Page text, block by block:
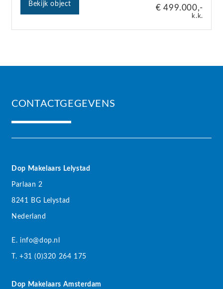
€ 499.000,-
k.k.
Bekijk object
CONTACTGEGEVENS
Dop Makelaars Lelystad
Parlaan 2
8241 BG Lelystad
Nederland
E. info@dop.nl
T. +31 (0)320 264 175
Dop Makelaars Amsterdam